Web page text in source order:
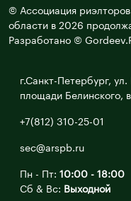
© Ассоциация
области в 2026
Разработано ©
г.Санкт-Петербург,
площади
+7(812) 310-25-01
sec@arspb.ru
Пн - Пт: 10:00 - 18:00
Сб & Вс: Выходной